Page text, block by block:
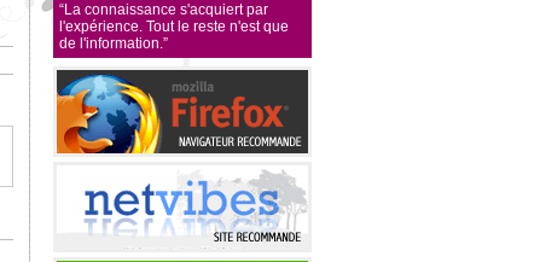
“La connaissance s'acquiert par
l'expérience. Tout le reste n'est que
de l'information.”